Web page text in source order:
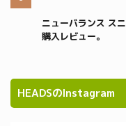
ニューバランス ス
購入レビュー。
HEADSのInstagram